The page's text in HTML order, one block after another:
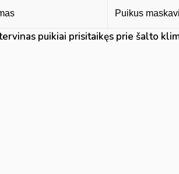
Puikus
puikiai prisitaikęs prie šalto